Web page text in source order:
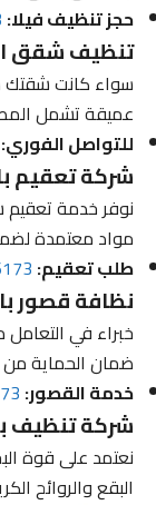
حجز تنظيف فيلا:
تنظيف شقق
سواء كانت شقتك
عميقة تشمل
للتواصل الفوري:
شركة تعقيم
نوفر خدمة تعقيم
مواد معتمدة
طلب تعقيم:
نظافة قصور
خبراء في التعامل
ضمان الحماية من
خدمة القصور:
شركة تنظيف
نعتمد على قوة
البقع والروائح